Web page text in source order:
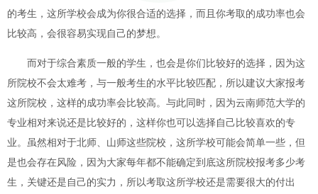
的考生，这所学校会成为你很合适的选择，而且你考取的成功率也会
比较高，会很容易实现自己的梦想。
而对于综合素质一般的学生，也会是你们比较好的选择，因为这
所院校不会太难考，与一般考生的水平比较匹配，所以建议大家报考
这所院校，这样的成功率会比较高。与此同时，因为云南师范大学的
专业相对来说还是比较好的，这样你也可以选择自己比较喜欢的专
业。虽然相对于北师、山师这些院校，这所学校可能会简单一些，但
是也会存在风险，因为大家每年都不能确定到底这所院校报考多少考
生，关键还是自己的实力，所以考取这所学校还是需要很大的付出